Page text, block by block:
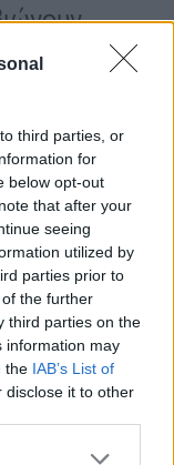
third parties, or
for
below opt-out
that after your
seeing
utilized by
parties prior to
the further
third parties on the
information may
the IAB’s List of
disclose it to other
τις
θεραπεία.
στον ύπνο,